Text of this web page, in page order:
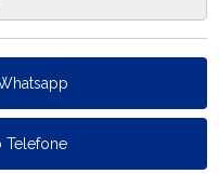
Telefone